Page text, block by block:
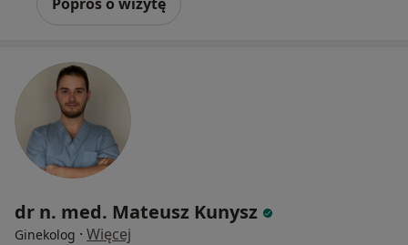
dr n. med. Mateusz Kunysz
Ginekolog · Więcej